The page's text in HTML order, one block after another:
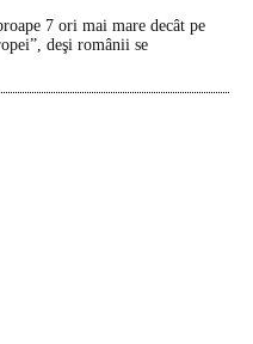
7 ori mai mare decât pe
deşi românii se